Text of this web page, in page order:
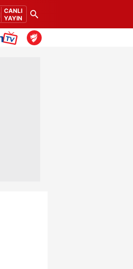
CANLI
YAYIN